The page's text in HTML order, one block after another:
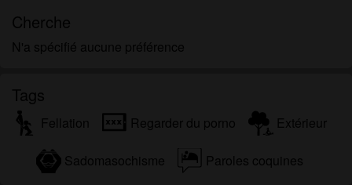
Cherche
N'a spécifié aucune préférence
Tags
Fellation Regarder du porno Extérieur
Sadomasochisme Paroles coquines